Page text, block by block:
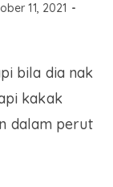
11, 2021
bila dia nak
kakak
dalam perut